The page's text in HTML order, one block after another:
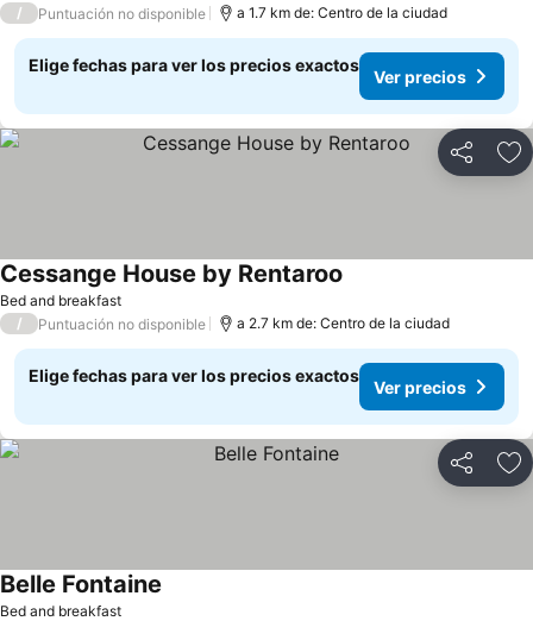
/ Puntuación no disponible a 1.7 km de: Centro de la ciudad
Elige fechas para ver los precios exactos
Ver precios
Compartir
Bed and breakfast
Cessange House by Rentaroo
/ Puntuación no disponible a 2.7 km de: Centro de la ciudad
Elige fechas para ver los precios exactos
Ver precios
Compartir
Bed and breakfast
Belle Fontaine